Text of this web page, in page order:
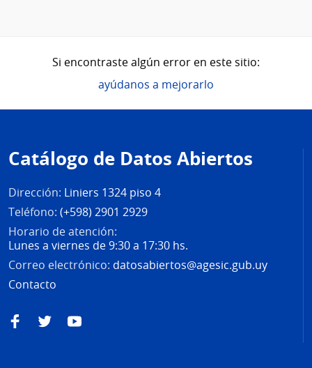
Si encontraste algún error en este sitio:
ayúdanos a mejorarlo
de
página
Catálogo de Datos Abiertos
Dirección: Liniers 1324 piso 4
Teléfono: (+598) 2901 2929
Horario de atención:
Lunes a viernes de 9:30 a 17:30 hs.
Correo electrónico: datosabiertos@agesic.gub.uy
Contacto
FacebookTwitterYouTube